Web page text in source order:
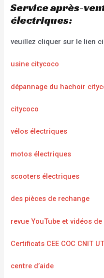
Service après-
électriques:
veuillez cliquer sur le lien
usine citycoco
dépannage du hachoir
citycoco
vélos électriques
motos électriques
scooters électriques
des pièces de rechange
revue YouTube et vidéos
Certificats CEE COC CNIT
centre d’aide